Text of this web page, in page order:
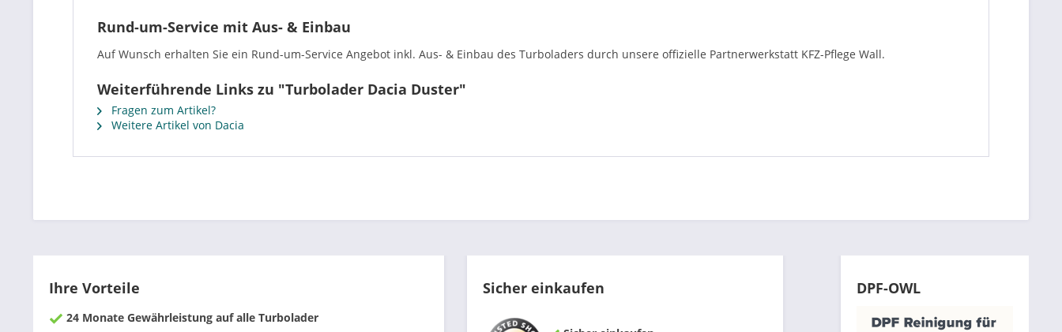
Rund-um-Service mit Aus- & Einbau
Auf Wunsch erhalten Sie ein Rund-um-Service Angebot inkl. Aus- & Einbau des Turboladers durch unsere offizielle Partnerwerkstatt KFZ-Pflege Wall.
Weiterführende Links zu "Turbolader Dacia Duster"
Fragen zum Artikel?
Weitere Artikel von Dacia
Ihre Vorteile
24 Monate Gewährleistung auf alle Turbolader
Sicher einkaufen DPF-OWL